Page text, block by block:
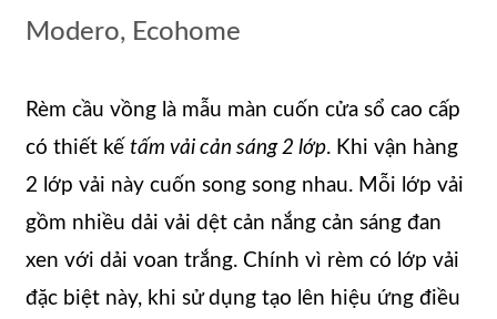
Modero, Ecohome
Rèm cầu vồng là mẫu màn cuốn cửa sổ cao cấp
có thiết kế tấm vải cản sáng 2 lớp. Khi vận hàng
2 lớp vải này cuốn song song nhau. Mỗi lớp vải
gồm nhiều dải vải dệt cản nắng cản sáng đan
xen với dải voan trắng. Chính vì rèm có lớp vải
đặc biệt này, khi sử dụng tạo lên hiệu ứng điều